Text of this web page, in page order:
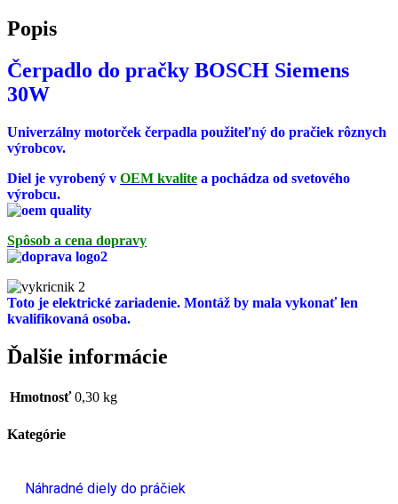
Popis
Čerpadlo do pračky BOSCH Siemens
30W
Univerzálny motorček čerpadla použiteľný do pračiek rôznych
výrobcov.
Diel je vyrobený v OEM kvalite a pochádza od svetového
výrobcu.
Spôsob a cena dopravy
Toto je elektrické zariadenie. Montáž by mala vykonať len
kvalifikovaná osoba.
Ďalšie informácie
Hmotnosť 0,30 kg
Kategórie
Náhradné diely do práčiek